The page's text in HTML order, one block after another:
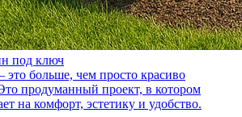
под ключ
больше, чем просто красиво
продуманный проект, в котором
на комфорт, эстетику и удобство.